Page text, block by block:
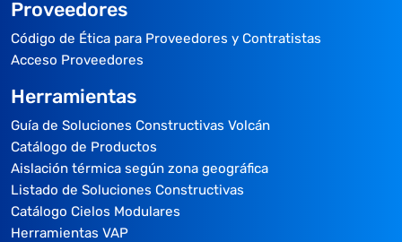
Proveedores
Código de Ética para Proveedores y Contratistas
Acceso Proveedores
Herramientas
Guía de Soluciones Constructivas Volcán
Catálogo de Productos
Aislación térmica según zona geográfica
Listado de Soluciones Constructivas
Catálogo Cielos Modulares
Herramientas VAP